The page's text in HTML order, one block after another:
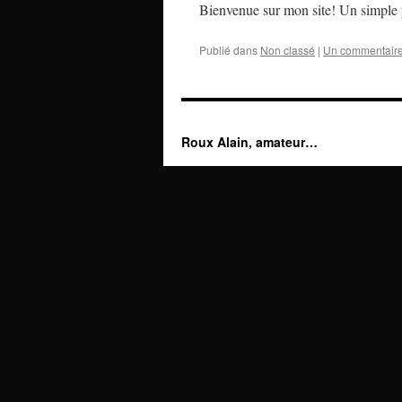
Bienvenue sur mon site! Un simple
Publié dans Non classé | Un commentaire
Roux Alain, amateur…